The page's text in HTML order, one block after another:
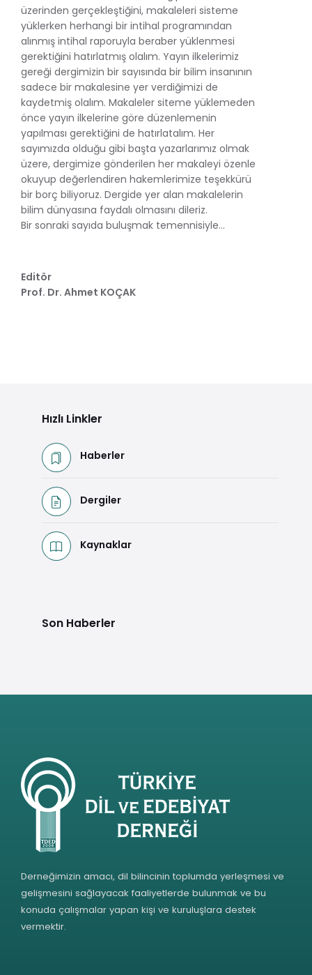
üzerinden gerçekleştiğini, makaleleri sisteme
yüklerken herhangi bir intihal programından
alınmış intihal raporuyla beraber yüklenmesi
gerektiğini hatırlatmış olalım. Yayın ilkelerimiz
gereği dergimizin bir sayısında bir bilim insanının
sadece bir makalesine yer verdiğimizi de
kaydetmiş olalım. Makaleler siteme yüklemeden
önce yayın ilkelerine göre düzenlemenin
yapılması gerektiğini de hatırlatalım. Her
sayımızda olduğu gibi başta yazarlarımız olmak
üzere, dergimize gönderilen her makaleyi özenle
okuyup değerlendiren hakemlerimize teşekkürü
bir borç biliyoruz. Dergide yer alan makalelerin
bilim dünyasına faydalı olmasını dileriz.
Bir sonraki sayıda buluşmak temennisiyle…
Editör
Prof. Dr. Ahmet KOÇAK
Hızlı Linkler
Haberler
Dergiler
Kaynaklar
Son Haberler
Derneğimizin amacı, dil bilincinin toplumda yerleşmesi ve
gelişmesini sağlayacak faaliyetlerde bulunmak ve bu
konuda çalışmalar yapan kişi ve kuruluşlara destek
vermektir.